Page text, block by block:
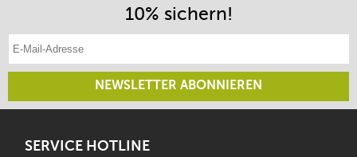
10% sichern!
NEWSLETTER ABONNIEREN
SERVICE HOTLINE